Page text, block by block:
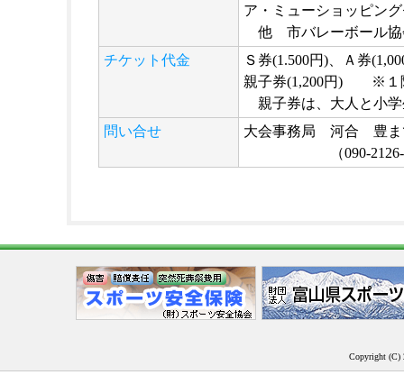
ア・ミューショッピン
他 市バレーボール協
チケット代金
Ｓ券(1.500円)、Ａ券
親子券(1,200円) ※１
親子券は、大人と小
問い合せ
大会事務局 河合 豊ま
（090-2126-
Copyright (C)